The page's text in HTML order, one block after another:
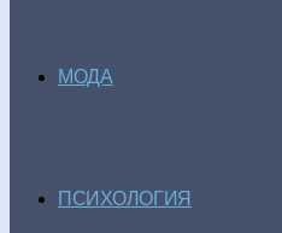
МОДА
ПСИХОЛОГИЯ